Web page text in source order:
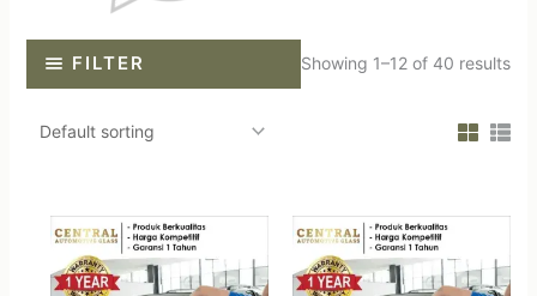
FILTER Showing 1–12 of 40 results